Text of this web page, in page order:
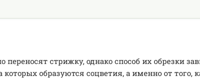
переносят стрижку, однако способ их обрезки
которых образуются соцветия, а именно от того,